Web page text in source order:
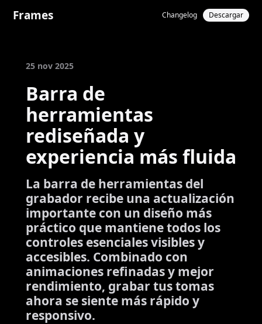
Frames Changelog Descargar
25 nov 2025
Barra de
herramientas
rediseñada y
experiencia más fluida
La barra de herramientas del
grabador recibe una actualización
importante con un diseño más
práctico que mantiene todos los
controles esenciales visibles y
accesibles. Combinado con
animaciones refinadas y mejor
rendimiento, grabar tus tomas
ahora se siente más rápido y
responsivo.